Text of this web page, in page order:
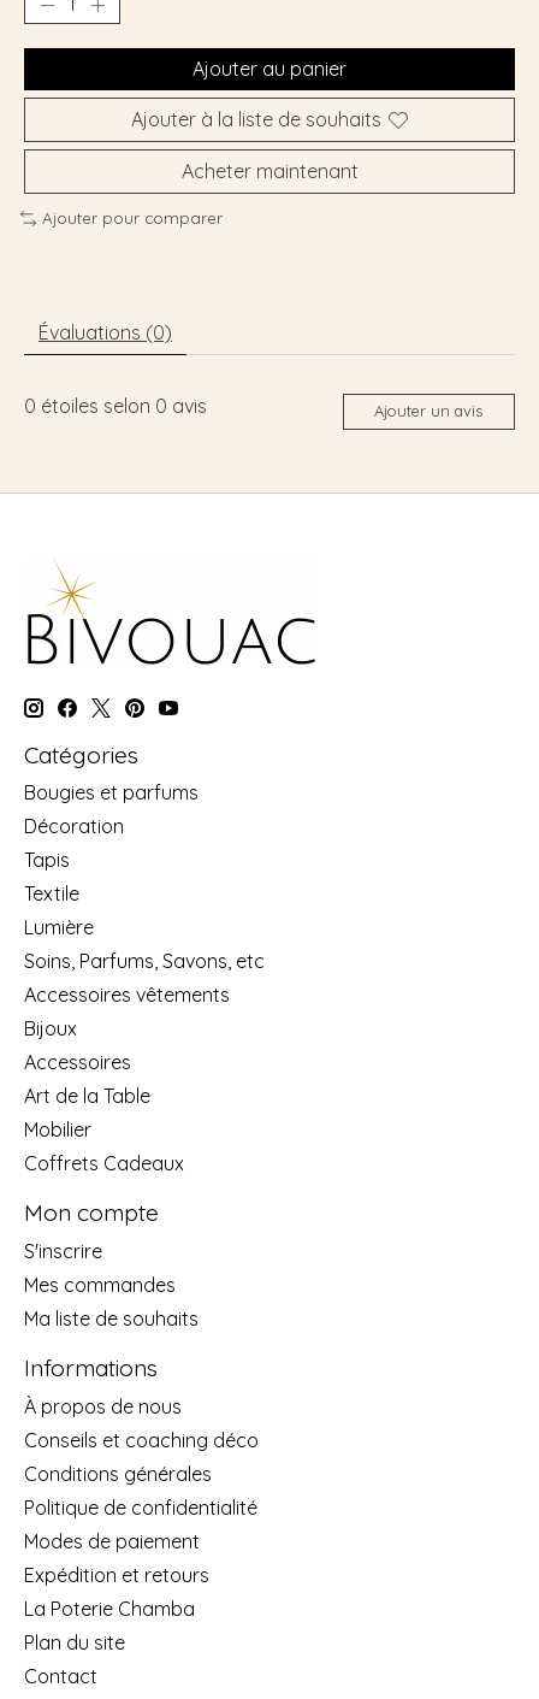
Ajouter au panier
Ajouter à la liste de souhaits
Acheter maintenant
Ajouter pour comparer
Évaluations (0)
0 étoiles selon 0 avis Ajouter un avis
Catégories
Bougies et parfums
Décoration
Tapis
Textile
Lumière
Soins, Parfums, Savons, etc
Accessoires vêtements
Bijoux
Accessoires
Art de la Table
Mobilier
Coffrets Cadeaux
Mon compte
S'inscrire
Mes commandes
Ma liste de souhaits
Informations
À propos de nous
Conseils et coaching déco
Conditions générales
Politique de confidentialité
Modes de paiement
Expédition et retours
La Poterie Chamba
Plan du site
Contact